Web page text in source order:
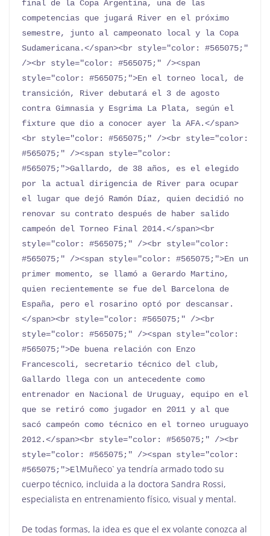
final de la Copa Argentina, una de las
competencias que jugará River en el próximo
semestre, junto al campeonato local y la Copa
Sudamericana.</span><br style="color: #565075;"
/><br style="color: #565075;" /><span
style="color: #565075;">En el torneo local, de
transición, River debutará el 3 de agosto
contra Gimnasia y Esgrima La Plata, según el
fixture que dio a conocer ayer la AFA.</span>
<br style="color: #565075;" /><br style="color:
#565075;" /><span style="color:
#565075;">Gallardo, de 38 años, es el elegido
por la actual dirigencia de River para ocupar
el lugar que dejó Ramón Díaz, quien decidió no
renovar su contrato después de haber salido
campeón del Torneo Final 2014.</span><br
style="color: #565075;" /><br style="color:
#565075;" /><span style="color: #565075;">En un
primer momento, se llamó a Gerardo Martino,
quien recientemente se fue del Barcelona de
España, pero el rosarino optó por descansar.
</span><br style="color: #565075;" /><br
style="color: #565075;" /><span style="color:
#565075;">De buena relación con Enzo
Francescoli, secretario técnico del club,
Gallardo llega con un antecedente como
entrenador en Nacional de Uruguay, equipo en el
que se retiró como jugador en 2011 y al que
sacó campeón como técnico en el torneo uruguayo
2012.</span><br style="color: #565075;" /><br
style="color: #565075;" /><span style="color:
#565075;">ElMuñeco` ya tendría armado todo su
cuerpo técnico, incluida a la doctora Sandra Rossi,
especialista en entrenamiento fí­sico, visual y mental.
De todas formas, la idea es que el ex volante conozca al